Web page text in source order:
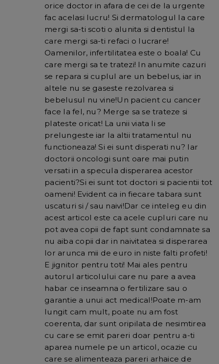
orice doctor in afara de cei de la urgente
fac acelasi lucru! Si dermatologul la care
mergi sa-ti scoti o alunita si dentistul la
care mergi sa-ti refaci o lucrare!
Oamenilor, infertilitatea este o boala! Cu
care mergi sa te tratezi! In anumite cazuri
se repara si cuplul are un bebelus, iar in
altele nu se gaseste rezolvarea si
bebelusul nu vine!Un pacient cu cancer
face la fel, nu? Merge sa se trateze si
plateste oricat! La unii viata li se
prelungeste iar la altii tratamentul nu
functioneaza! Si ei sunt disperati nu? Iar
doctorii oncologi sunt oare mai putin
versati in a specula disperarea acestor
pacienti?Si ei sunt tot doctori si pacientii tot
oameni! Evident ca in fiecare tabara sunt
uscaturi si / sau naivi!Dar ce inteleg eu din
acest articol este ca acele cupluri care nu
pot avea copii de fapt sunt condamnate sa
nu aiba copii dar in naivitatea si disperarea
lor arunca mii de euro in niste falti profeti!
E jignitor pentru toti! Mai ales pentru
autorul articolului care nu pare a avea
habar ce inseamna o fertilizare sau o
garantie a unui act medical!Poate m-am
lungit cam mult, poate nu am fost
coerenta, dar sunt oripilata de nesimtirea
cu care se emit pareri doar pentru a-ti
aparea numele pe un articol, ocazie cu
care se alimenteaza pareri arhaice de